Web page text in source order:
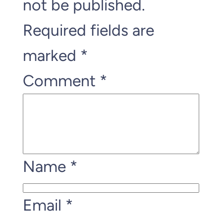
not be published.
Required fields are
marked *
Comment *
Name *
Email *